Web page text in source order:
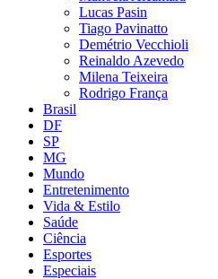
Lucas Pasin
Tiago Pavinatto
Demétrio Vecchioli
Reinaldo Azevedo
Milena Teixeira
Rodrigo França
Brasil
DF
SP
MG
Mundo
Entretenimento
Vida & Estilo
Saúde
Ciência
Esportes
Especiais